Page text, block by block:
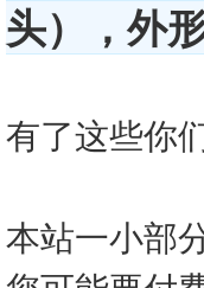
头），外
有了这些你
本站一小部